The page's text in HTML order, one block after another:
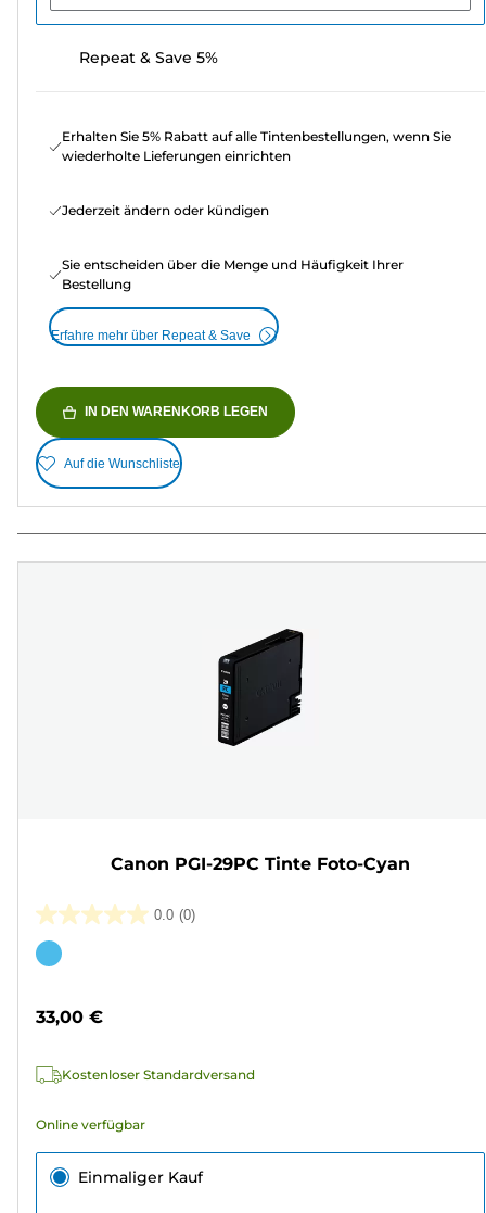
Repeat & Save 5%
Erhalten Sie 5% Rabatt auf alle Tintenbestellungen, wenn Sie
wiederholte Lieferungen einrichten
Jederzeit ändern oder kündigen
Sie entscheiden über die Menge und Häufigkeit Ihrer
Bestellung
Erfahre mehr über Repeat & Save
IN DEN WARENKORB LEGEN
Auf die Wunschliste
Canon PGI-29PC Tinte Foto-Cyan
0.0 (0)
0.0
von
Farbpatrone
33,00 €
Kostenloser Standardversand
Online verfügbar
Einmaliger Kauf